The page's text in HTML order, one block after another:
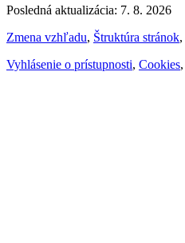
Posledná aktualizácia: 7. 8. 2026
Zmena vzhľadu, Štruktúra stránok,
Vyhlásenie o prístupnosti, Cookies,